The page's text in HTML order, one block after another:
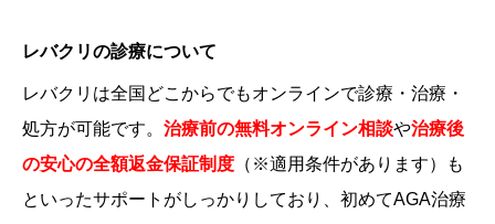
レバクリの診療について
レバクリは全国どこからでもオンラインで診療・治療・
処方が可能です。 治療前の無料オンライン相談や治療後
の安心の全額返金保証制度 （ ※適用条件があります）も
といったサポートがしっかりしており、初めてAGA治療